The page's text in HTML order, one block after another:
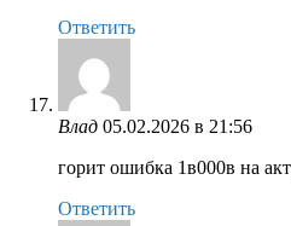
Ответить
Влад 05.02.2026 в 21:56
горит ошибка 1в000в на
Ответить